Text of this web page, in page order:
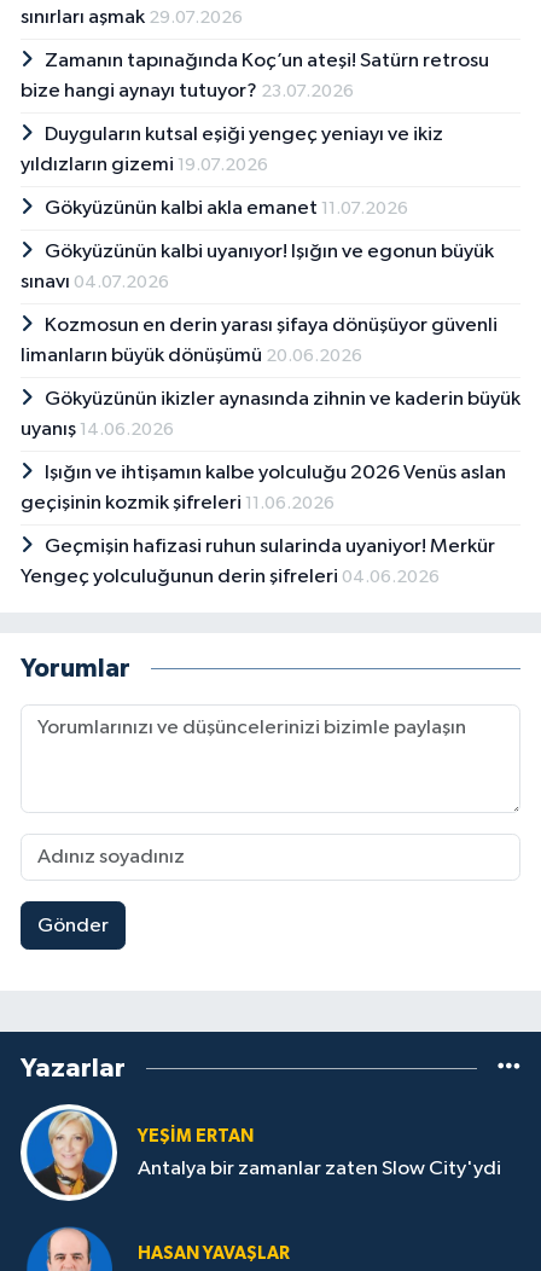
sınırları aşmak 29.07.2026
Zamanın tapınağında Koç’un ateşi! Satürn retrosu
bize hangi aynayı tutuyor? 23.07.2026
Duyguların kutsal eşiği yengeç yeniayı ve ikiz
yıldızların gizemi 19.07.2026
Gökyüzünün kalbi akla emanet 11.07.2026
Gökyüzünün kalbi uyanıyor! Işığın ve egonun büyük
sınavı 04.07.2026
Kozmosun en derin yarası şifaya dönüşüyor güvenli
limanların büyük dönüşümü 20.06.2026
Gökyüzünün ikizler aynasında zihnin ve kaderin büyük
uyanış 14.06.2026
Işığın ve ihtişamın kalbe yolculuğu 2026 Venüs aslan
geçişinin kozmik şifreleri 11.06.2026
Geçmişin hafizasi ruhun sularinda uyaniyor! Merkür
Yengeç yolculuğunun derin şifreleri 04.06.2026
Yorumlar
Gönder
Yazarlar
YEŞIM ERTAN
Antalya bir zamanlar zaten Slow City'ydi
HASAN YAVAŞLAR